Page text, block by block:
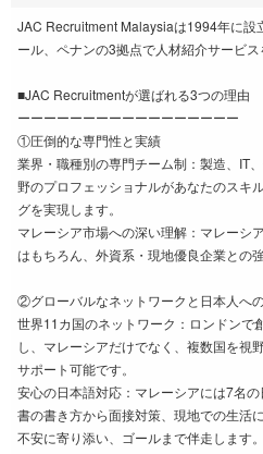
JAC Recruitment Malaysiaは1994年に設
ール、ペナンの3拠点で人材紹介サービス
■JAC Recruitmentが選ばれる3つの理由
ーーーーーーーーーーーーーーーーー
①圧倒的な専門性と実績
業界・職種別の専門チーム制：製造、IT
野のプロフェッショナルがあなたのスキ
グを実現します。
マレーシア市場への深い理解：マレーシ
はもちろん、外資系・現地優良企業との
②グローバルなネットワークと日本人へ
世界11カ国のネットワーク：ロンドンで
し、マレーシアだけでなく、複数国を視
サポート可能です。
安心の日本語対応：マレーシアには7名
書の書き方から面接対策、現地での生活
不安に寄り添い、ゴールまで伴走します。